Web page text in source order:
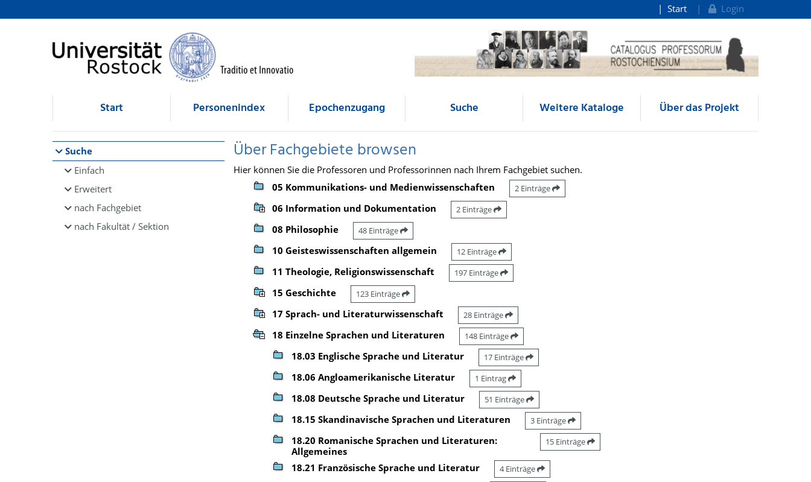
Browsen
direkt zum Inhalt
Start Login
Start Personenindex Epochenzugang Suche Weitere Kataloge Über das Projekt
Suche
Einfach
Erweitert
nach Fachgebiet
nach Fakultät / Sektion
Über Fachgebiete browsen
Hier können Sie die Professoren und Professorinnen nach Ihrem Fachgebiet suchen.
05 Kommunikations- und Medienwissenschaften
2 Einträge
06 Information und Dokumentation 2 Einträge
08 Philosophie 48 Einträge
10 Geisteswissenschaften allgemein 12 Einträge
11 Theologie, Religionswissenschaft 197 Einträge
15 Geschichte 123 Einträge
17 Sprach- und Literaturwissenschaft 28 Einträge
18 Einzelne Sprachen und Literaturen 148 Einträge
18.03 Englische Sprache und Literatur 17 Einträge
18.06 Angloamerikanische Literatur 1 Eintrag
18.08 Deutsche Sprache und Literatur 51 Einträge
18.15 Skandinavische Sprachen und Literaturen 3 Einträge
18.20 Romanische Sprachen und Literaturen:
Allgemeines
15 Einträge
18.21 Französische Sprache und Literatur 4 Einträge